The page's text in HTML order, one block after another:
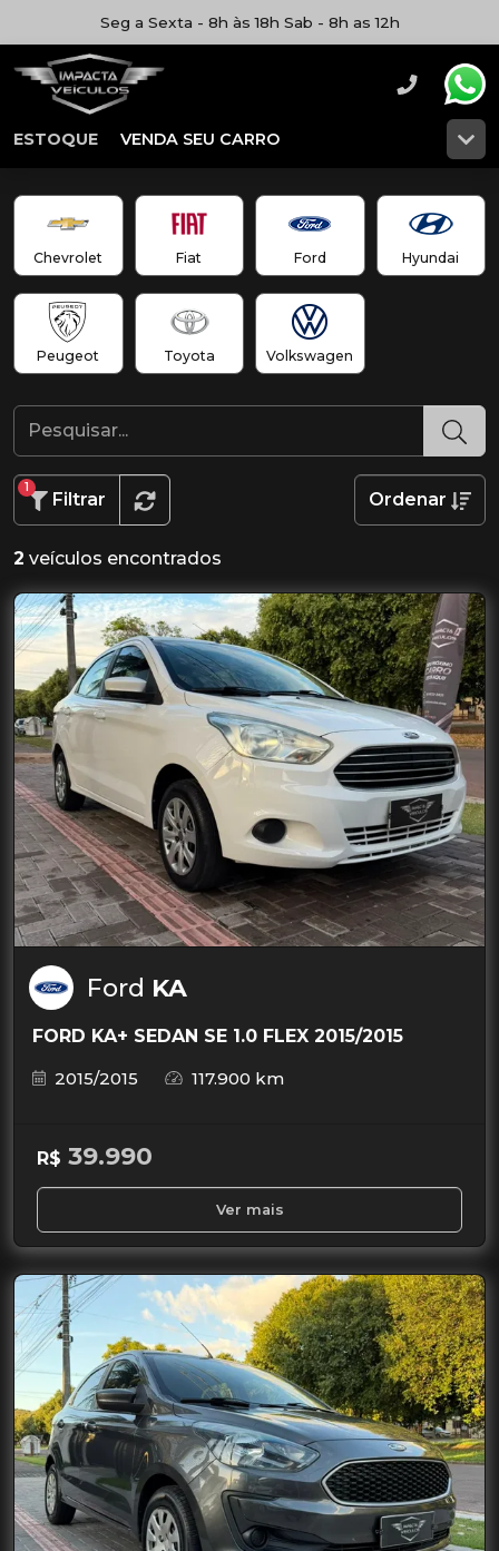
Seg a Sexta - 8h às 18h Sab - 8h as 12h
ESTOQUE VENDA SEU CARRO
Chevrolet Fiat Ford Hyundai
Peugeot Toyota Volkswagen
Filtrar
1
Ordenar
2 veículos encontrados
Ford KA
FORD KA+ SEDAN SE 1.0 FLEX 2015/2015
2015/2015
117.900 km
R$ 39.990
Ver mais